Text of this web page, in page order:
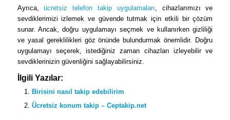
Ayrıca,ücretsiz telefon takip uygulamaları, cihazlarımızı ve
sevdiklerimizi izlemek ve güvende tutmak için etkili bir çözüm
sunar. Ancak, doğru uygulamayı seçmek ve kullanırken gizliliği
ve yasal gereklilikleri göz önünde bulundurmak önemlidir. Doğru
uygulamayı seçerek, istediğiniz zaman cihazları izleyebilir ve
sevdiklerinizin güvenliğini sağlayabilirsiniz.
İlgili Yazılar:
Birisini nasıl takip edebilirim
Ücretsiz konum takip – Ceptakip.net